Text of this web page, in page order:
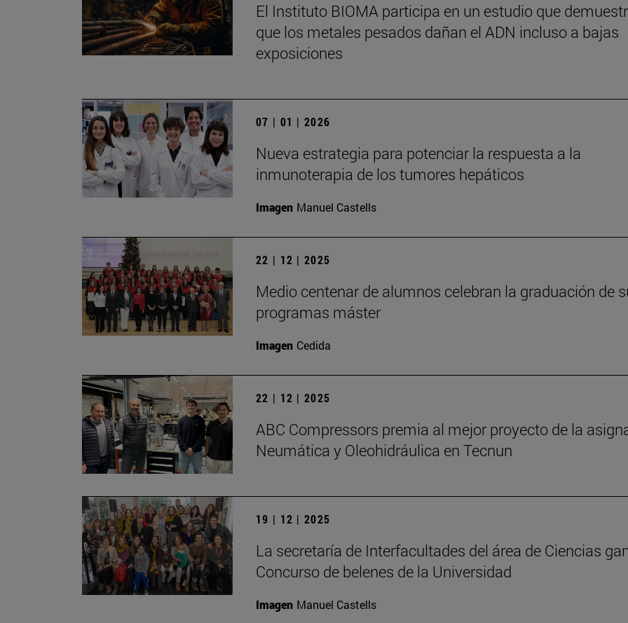
El Instituto BIOMA participa en un estudio que
que los metales pesados dañan el ADN incluso a bajas
exposiciones
07 | 01 | 2026
Nueva estrategia para potenciar la respuesta a la
inmunoterapia de los tumores hepáticos
Imagen Manuel Castells
22 | 12 | 2025
Medio centenar de alumnos celebran la graduación de
programas máster
Imagen Cedida
22 | 12 | 2025
ABC Compressors premia al mejor proyecto de la
Neumática y Oleohidráulica en Tecnun
19 | 12 | 2025
La secretaría de Interfacultades del área de Ciencias
Concurso de belenes de la Universidad
Imagen Manuel Castells